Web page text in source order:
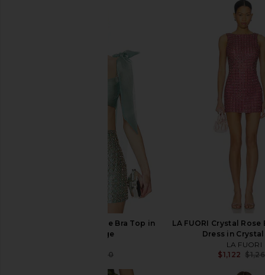
LA FUORI Blue Mirage Bra Top in
Blue Mirage
$380
LA FUORI Crystal
Dress in
LA FUORI
$1,122